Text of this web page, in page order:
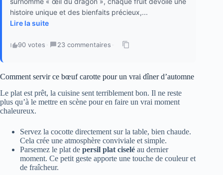
histoire unique et des bienfaits précieux,...
Lire la suite
90 votes · 23 commentaires ·
Comment servir ce bœuf carotte pour un vrai dîner d’automne
Le plat est prêt, la cuisine sent terriblement bon. Il ne reste
plus qu’à le mettre en scène pour en faire un vrai moment
chaleureux.
Servez la cocotte directement sur la table, bien chaude.
Cela crée une atmosphère conviviale et simple.
Parsemez le plat de persil plat ciselé au dernier
moment. Ce petit geste apporte une touche de couleur et
de fraîcheur.